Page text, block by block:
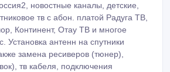
новостные каналы, детские,
тв с абон. платой Радуга ТВ,
Континент, Отау ТВ и многое
Установка антенн на спутники
замена ресиверов (тюнер),
тв кабеля, подключения